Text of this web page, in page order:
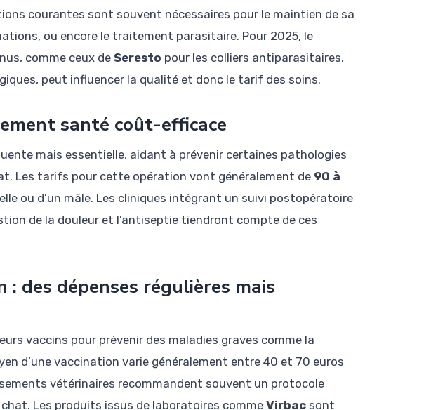
courantes sont souvent nécessaires pour le maintien de sa
ou encore le traitement parasitaire. Pour 2025, le
comme ceux deSeresto pour les colliers antiparasitaires,
peut influencer la qualité et donc le tarif des soins.
santé coût-efficace
mais essentielle, aidant à prévenir certaines pathologies
Les tarifs pour cette opération vont généralement de 90 à
ou d’un mâle. Les cliniques intégrant un suivi postopératoire
de la douleur et l’antiseptie tiendront compte de ces
des dépenses régulières mais
vaccins pour prévenir des maladies graves comme la
d’une vaccination varie généralement entre 40 et 70 euros
vétérinaires recommandent souvent un protocole
Les produits issus de laboratoires comme Virbac sont